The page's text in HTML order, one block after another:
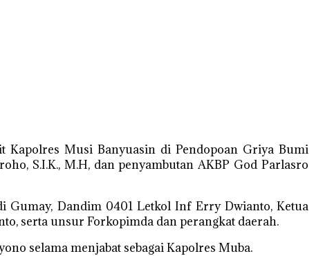
Kapolres Musi Banyuasin di Pendopoan Griya Bumi
S.I.K., M.H, dan penyambutan AKBP God Parlasro
Gumay, Dandim 0401 Letkol Inf Erry Dwianto, Ketua
serta unsur Forkopimda dan perangkat daerah.
selama menjabat sebagai Kapolres Muba.